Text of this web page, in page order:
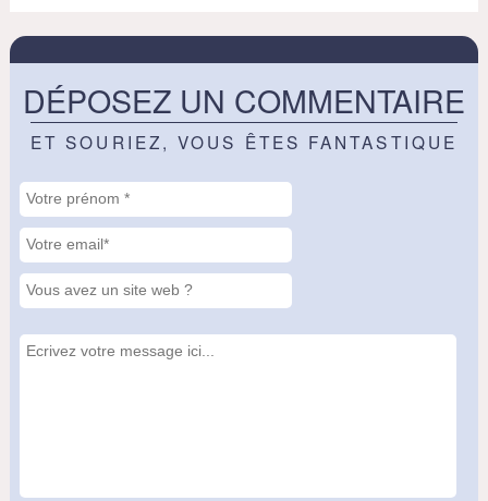
DÉPOSEZ UN COMMENTAIRE
ET SOURIEZ, VOUS ÊTES FANTASTIQUE